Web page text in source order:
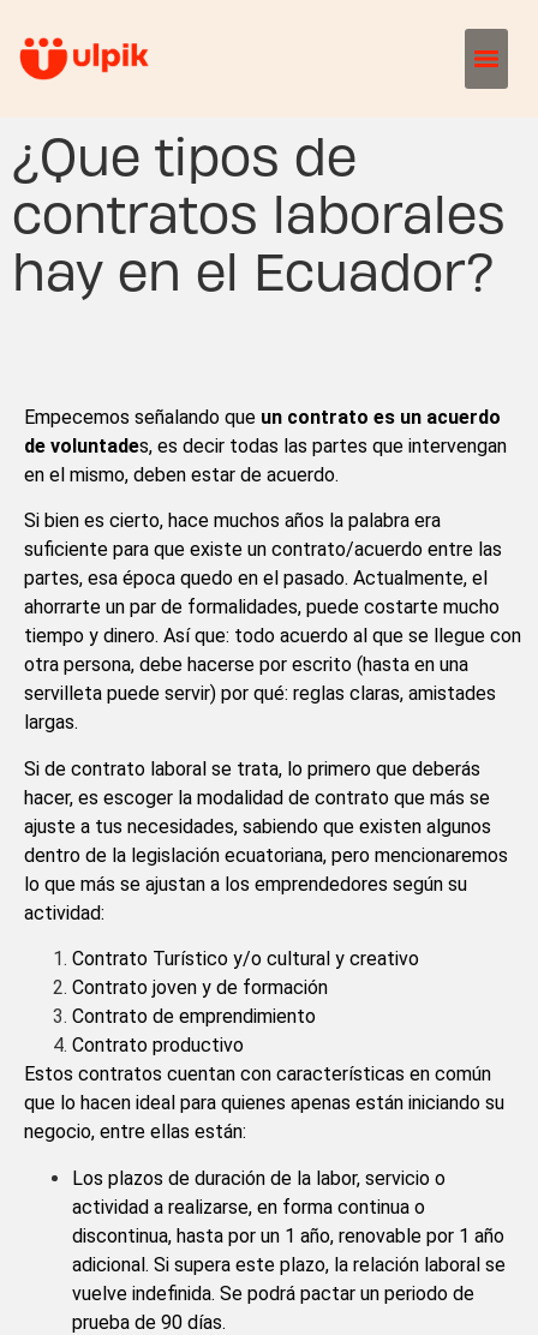
¿Que tipos de
contratos laborales
hay en el Ecuador?
Empecemos señalando que un contrato es un acuerdo
de voluntades, es decir todas las partes que intervengan
en el mismo, deben estar de acuerdo.
Si bien es cierto, hace muchos años la palabra era
suficiente para que existe un contrato/acuerdo entre las
partes, esa época quedo en el pasado. Actualmente, el
ahorrarte un par de formalidades, puede costarte mucho
tiempo y dinero. Así que: todo acuerdo al que se llegue con
otra persona, debe hacerse por escrito (hasta en una
servilleta puede servir) por qué: reglas claras, amistades
largas.
Si de contrato laboral se trata, lo primero que deberás
hacer, es escoger la modalidad de contrato que más se
ajuste a tus necesidades, sabiendo que existen algunos
dentro de la legislación ecuatoriana, pero mencionaremos
lo que más se ajustan a los emprendedores según su
actividad:
Contrato Turístico y/o cultural y creativo
Contrato joven y de formación
Contrato de emprendimiento
Contrato productivo
Estos contratos cuentan con características en común
que lo hacen ideal para quienes apenas están iniciando su
negocio, entre ellas están:
Los plazos de duración de la labor, servicio o
actividad a realizarse, en forma continua o
discontinua, hasta por un 1 año, renovable por 1 año
adicional. Si supera este plazo, la relación laboral se
vuelve indefinida. Se podrá pactar un periodo de
prueba de 90 días.